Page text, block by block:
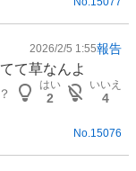
2026/2/5 1:55報告
て草なんよ
はい
2
いいえ
4
No. 15076